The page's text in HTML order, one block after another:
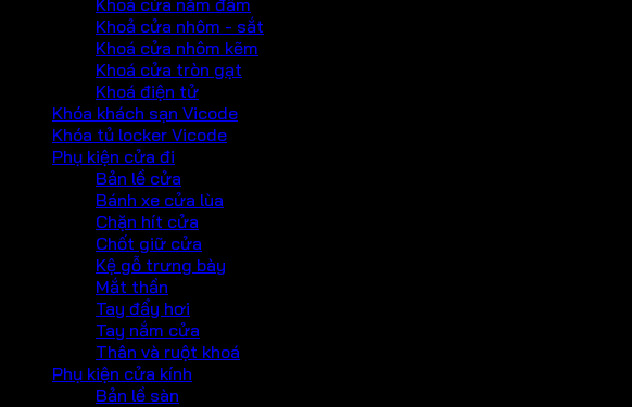
Khoả cửa nhôm - sắt
Khoá cửa nhôm kẽm
Khoá cửa tròn gạt
Khoá điện tử
Khóa khách sạn Vicode
Khóa tủ locker Vicode
Phụ kiện cửa đi
Bản lề cửa
Bánh xe cửa lùa
Chặn hít cửa
Chốt giữ cửa
Kệ gỗ trưng bày
Mắt thần
Tay đẩy hơi
Tay nắm cửa
Thân và ruột khoá
Phụ kiện cửa kính
Bản lề sàn